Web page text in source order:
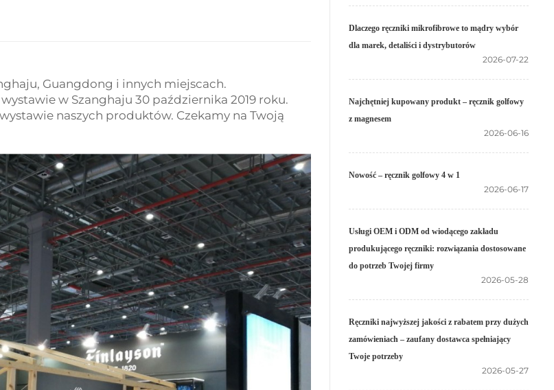
Guangdong i innych miejscach.
w Szanghaju 30 października 2019 roku.
naszych produktów. Czekamy na Twoją
Dlaczego ręczniki mikrofibrowe to mądry wybór
dla marek, detaliści i dystrybutorów
2026-07-22
Najchętniej kupowany produkt – ręcznik golfowy
z magnesem
2026-06-16
Nowość – ręcznik golfowy 4 w 1
2026-06-17
Usługi OEM i ODM od wiodącego zakładu
produkującego ręczniki: rozwiązania dostosowane
do potrzeb Twojej firmy
2026-05-28
Ręczniki najwyższej jakości z rabatem przy dużych
zamówieniach – zaufany dostawca spełniający
Twoje potrzeby
2026-05-27